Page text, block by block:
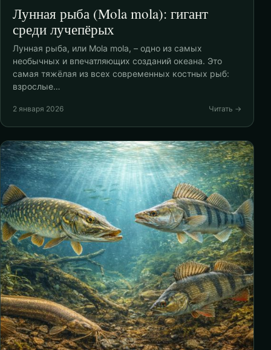
Лунная рыба (Mola mola): гигант
среди лучепёрых
Лунная рыба, или Mola mola, – одно из самых
необычных и впечатляющих созданий океана. Это
самая тяжёлая из всех современных костных рыб:
взрослые…
2 января 2026 Читать →